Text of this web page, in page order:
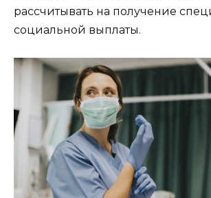
рассчитывать на получение
социальной выплаты.